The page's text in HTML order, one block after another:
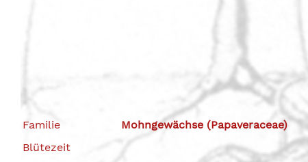
Familie
Mohngewächse (Papaveraceae)
Blütezeit